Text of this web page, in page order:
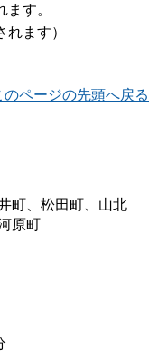
す。
ます）
のページの先頭へ戻る
町、松田町、山北
原町